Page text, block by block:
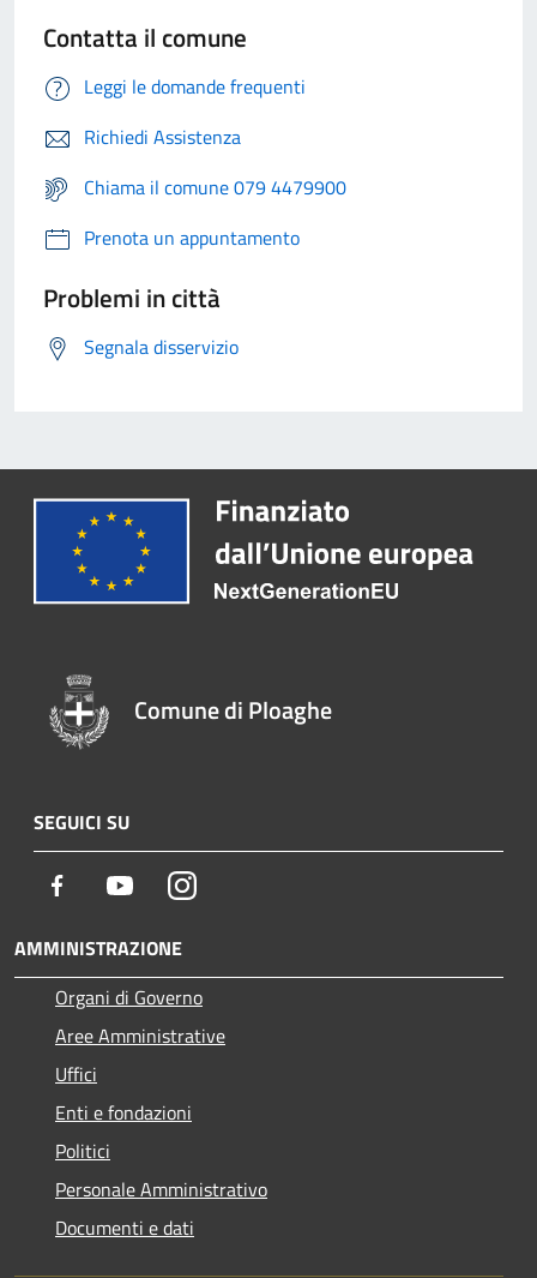
Contatta il comune
Leggi le domande frequenti
Richiedi Assistenza
Chiama il comune 079 4479900
Prenota un appuntamento
Problemi in città
Segnala disservizio
Comune di Ploaghe
SEGUICI SU
Facebook YoutubeInstagram
AMMINISTRAZIONE
Organi di Governo
Aree Amministrative
Uffici
Enti e fondazioni
Politici
Personale Amministrativo
Documenti e dati